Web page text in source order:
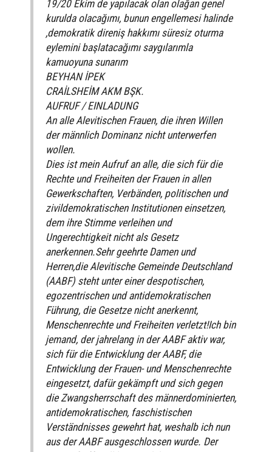
19/20 Ekim de yapılacak olan olağan genel
kurulda olacağımı, bunun engellemesi halinde
,demokratik direniş hakkımı süresiz oturma
eylemini başlatacağımı saygılarımla
kamuoyuna sunarım
BEYHAN İPEK
CRAİLSHEİM AKM BŞK.
AUFRUF / EINLADUNG
An alle Alevitischen Frauen, die ihren Willen
der männlich Dominanz nicht unterwerfen
wollen.
Dies ist mein Aufruf an alle, die sich für die
Rechte und Freiheiten der Frauen in allen
Gewerkschaften, Verbänden, politischen und
zivildemokratischen Institutionen einsetzen,
dem ihre Stimme verleihen und
Ungerechtigkeit nicht als Gesetz
anerkennen.Sehr geehrte Damen und
Herren,die Alevitische Gemeinde Deutschland
(AABF) steht unter einer despotischen,
egozentrischen und antidemokratischen
Führung, die Gesetze nicht anerkennt,
Menschenrechte und Freiheiten verletzt!Ich bin
jemand, der jahrelang in der AABF aktiv war,
sich für die Entwicklung der AABF, die
Entwicklung der Frauen- und Menschenrechte
eingesetzt, dafür gekämpft und sich gegen
die Zwangsherrschaft des männerdominierten,
antidemokratischen, faschistischen
Verständnisses gewehrt hat, weshalb ich nun
aus der AABF ausgeschlossen wurde. Der